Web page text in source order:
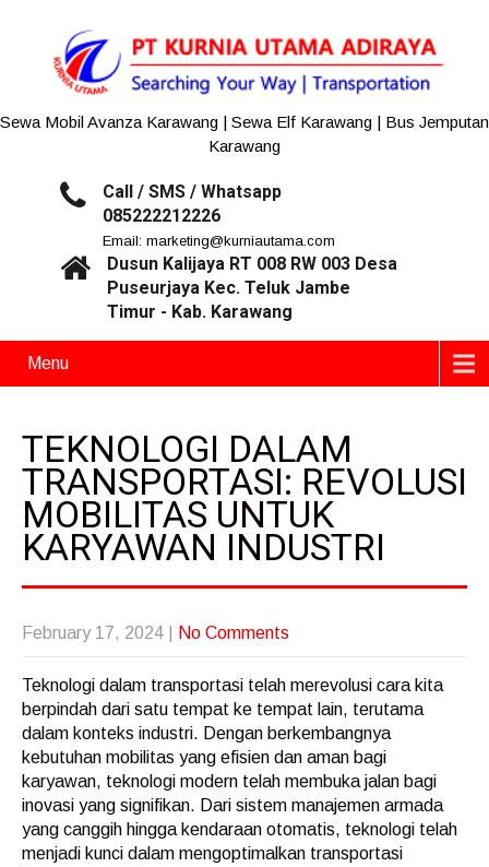
Sewa Mobil Avanza Karawang | Sewa Elf Karawang | Bus Jemputan
Karawang
Call / SMS / Whatsapp
085222212226
Email: marketing@kurniautama.com
Dusun Kalijaya RT 008 RW 003 Desa
Puseurjaya Kec. Teluk Jambe
Timur - Kab. Karawang
Menu
TEKNOLOGI DALAM
TRANSPORTASI: REVOLUSI
MOBILITAS UNTUK
KARYAWAN INDUSTRI
February 17, 2024 No Comments
Teknologi dalam transportasi telah merevolusi cara kita
berpindah dari satu tempat ke tempat lain, terutama
dalam konteks industri. Dengan berkembangnya
kebutuhan mobilitas yang efisien dan aman bagi
karyawan, teknologi modern telah membuka jalan bagi
inovasi yang signifikan. Dari sistem manajemen armada
yang canggih hingga kendaraan otomatis, teknologi telah
menjadi kunci dalam mengoptimalkan transportasi